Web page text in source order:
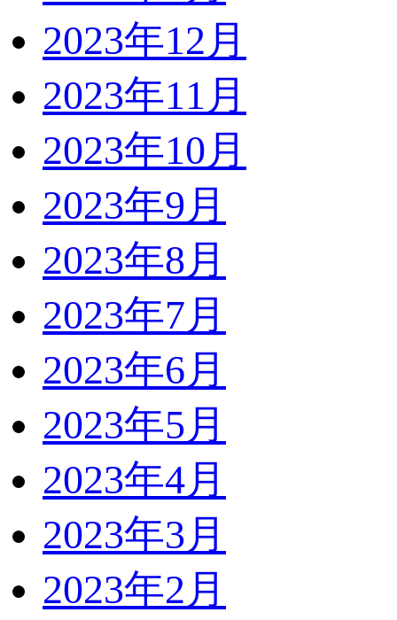
2023年12月
2023年11月
2023年10月
2023年9月
2023年8月
2023年7月
2023年6月
2023年5月
2023年4月
2023年3月
2023年2月